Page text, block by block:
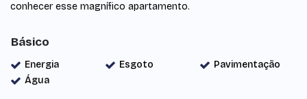
conhecer esse magnífico apartamento.
Básico
Energia Esgoto
Pavimentação
Água